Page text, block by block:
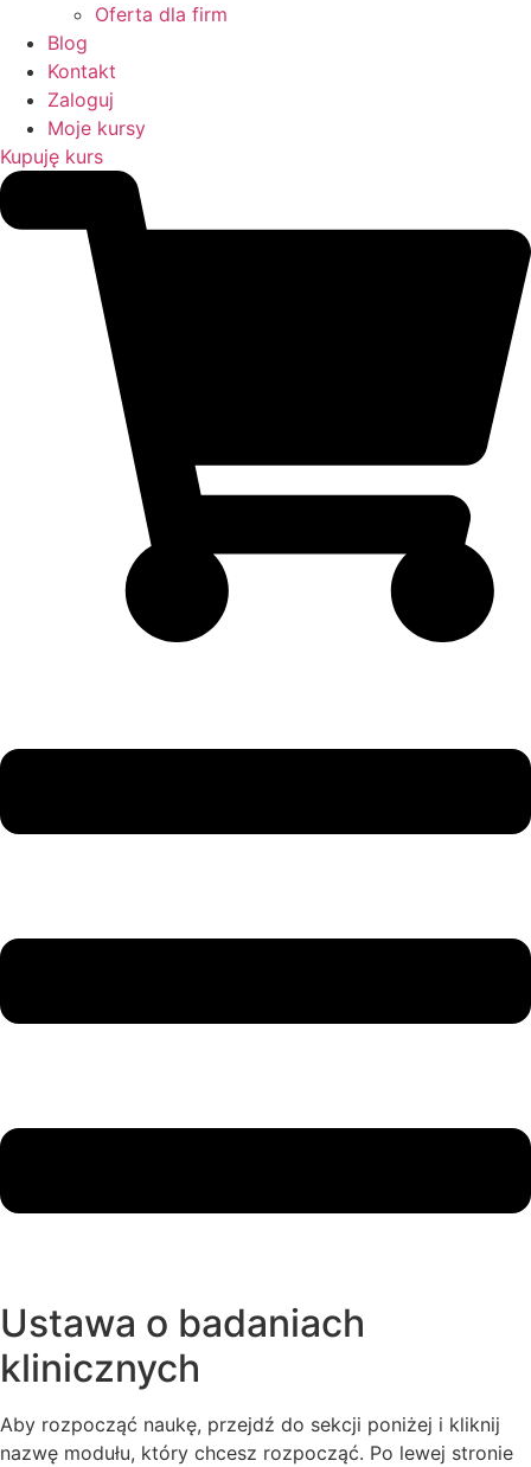
Oferta dla firm
Blog
Kontakt
Zaloguj
Moje kursy
Kupuję kurs
Ustawa o badaniach
klinicznych
Aby rozpocząć naukę, przejdź do sekcji poniżej i kliknij
nazwę modułu, który chcesz rozpocząć. Po lewej stronie